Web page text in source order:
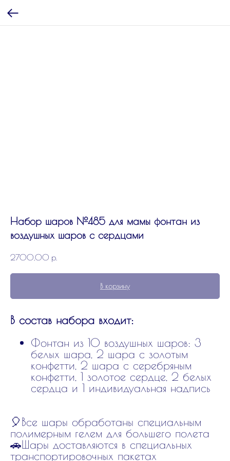
Набор шаров №485 для мамы фонтан из
воздушных шаров с сердцами
2700,00 р.
В корзину
В состав набора входит:
Фонтан из 10 воздушных шаров: 3
белых шара, 2 шара с золотым
конфетти, 2 шара с серебряным
конфетти, 1 золотое сердце, 2 белых
сердца и 1 индивидуальная надпись
🎈Все шары обработаны специальным
полимерным гелем для большего полета
🚗Шары доставляются в специальных
транспортировочных пакетах